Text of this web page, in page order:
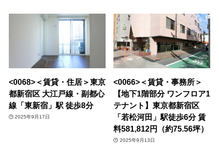
<0068>＜賃貸・住居＞東京
都新宿区 大江戸線・副都心
線「東新宿」駅 徒歩8分
2025年9月17日
<0066>＜賃貸・事務所＞
【地下1階部分 ワンフロア1
テナント】東京都新宿区
「若松河田」駅徒歩6分 賃
料581,812円（約75.56坪）
2025年9月13日